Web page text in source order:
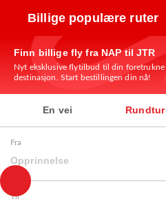
Billige populære ruter
Finn billige fly fra NAP til JTR
Nyt eksklusive flytilbud til din foretrukne
destinasjon. Start bestillingen din nå!
En vei Rundtur
Fra
Opprinnelse
Til